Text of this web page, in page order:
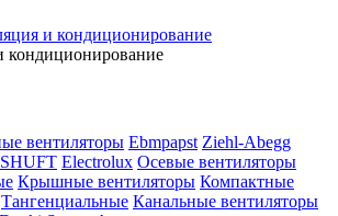
и кондиционирование
кондиционирование
вентиляторы Ebmpapst Ziehl-Abegg
SHUFT Electrolux Осевые вентиляторы
Крышные вентиляторы Компактные
Тангенциальные Канальные вентиляторы